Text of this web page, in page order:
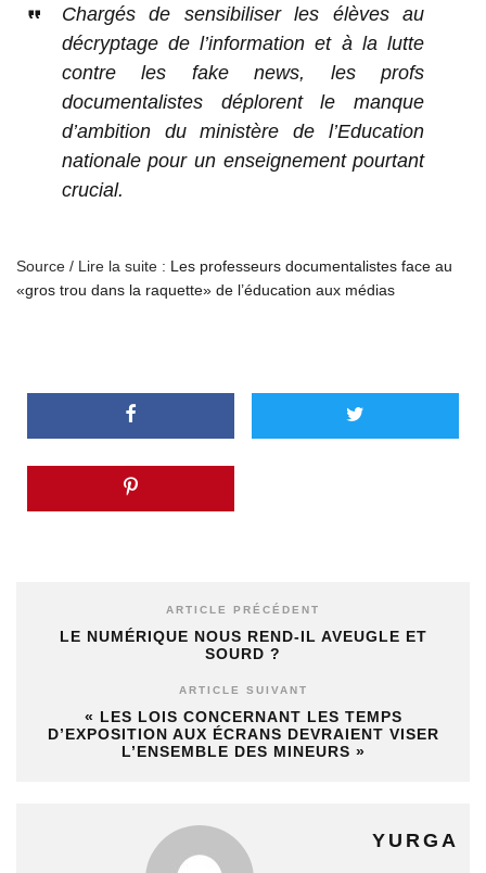
Chargés de sensibiliser les élèves au
décryptage de l’information et à la lutte
contre les fake news, les profs
documentalistes déplorent le manque
d’ambition du ministère de l’Education
nationale pour un enseignement pourtant
crucial.
Source / Lire la suite : Les professeurs documentalistes face au
«gros trou dans la raquette» de l’éducation aux médias
ARTICLE PRÉCÉDENT
LE NUMÉRIQUE NOUS REND-IL AVEUGLE ET
SOURD ?
ARTICLE SUIVANT
« LES LOIS CONCERNANT LES TEMPS
D’EXPOSITION AUX ÉCRANS DEVRAIENT VISER
L’ENSEMBLE DES MINEURS »
YURGA